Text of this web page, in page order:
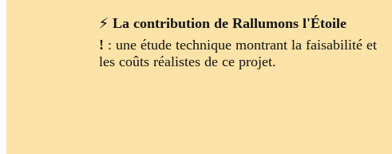
⚡ La contribution de Rallumons l'Étoile
! : une étude technique montrant la faisabilité et
les coûts réalistes de ce projet.